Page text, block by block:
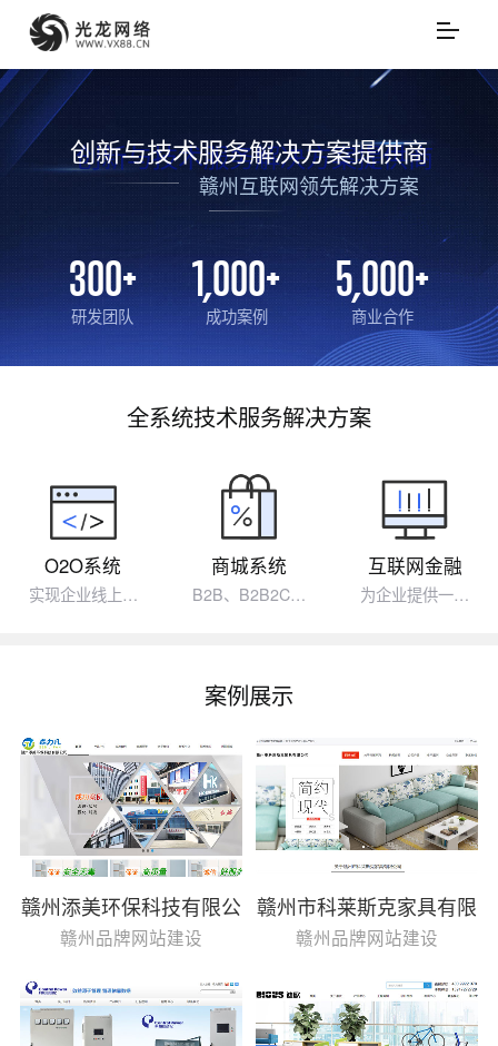
创新与技术服务解决方案提供商
赣州互联网领先解决方案
300+
研发团队
1,000+
成功案例
5,000+
商业合作
全系统技术服务解决方案
O2O系统
实现企业线上…
商城系统
B2B、B2B2C…
互联网金融
为企业提供一…
案例展示
赣州添美环保科技有限公
司
赣州品牌网站建设
赣州市科莱斯克家具有限
公司
赣州品牌网站建设